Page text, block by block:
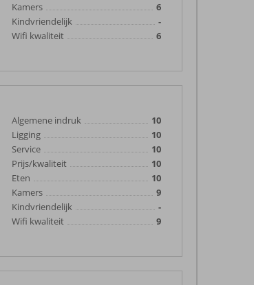
Kamers
6
Kindvriendelijk
-
Wifi kwaliteit
6
Algemene indruk
10
Ligging
10
Service
10
Prijs/kwaliteit
10
Eten
10
Kamers
9
Kindvriendelijk
-
Wifi kwaliteit
9